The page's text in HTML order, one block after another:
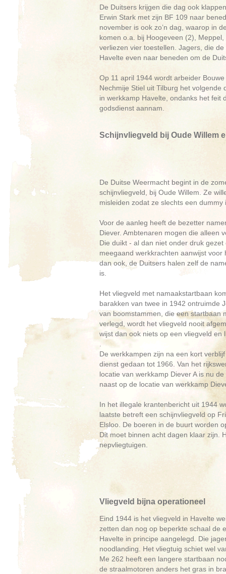
De Duitsers krijgen die dag ook
Erwin Stark met zijn BF 109 naar
november is ook zo’n dag, waarop in
komen o.a. bij Hoogeveen (2),
verliezen vier toestellen. Jagers, die
Havelte even naar beneden om de
Op 11 april 1944 wordt arbeider
Nechmije Stiel uit Tilburg het volgende
in werkkamp Havelte, ondanks het feit
godsdienst aannam.
Schijnvliegveld bij Oude Willem
De Duitse Weermacht begint in de
schijnvliegveld, bij Oude Willem. Ze
misleiden zodat ze slechts een
Voor de aanleg heeft de bezetter
Diever. Ambtenaren mogen die alleen
Die duikt - al dan niet onder druk
meegaand werkkrachten aanwijst
dan ook, de Duitsers halen zelf de
is.
Het vliegveld met namaakstartbaan
barakken van twee in 1942 ontruimde
van boomstammen, die een startbaan
verlegd, wordt het vliegveld nooit
wijst dan ook niets op een vliegveld
De werkkampen zijn na een kort
dienst gedaan tot 1966. Van het
locatie van werkkamp Diever A is nu
naast op de locatie van werkkamp
In het illegale krantenbericht uit 1944
laatste betreft een schijnvliegveld op
Elsloo. De boeren in de buurt worden
Dit moet binnen acht dagen klaar zijn.
nepvliegtuigen.
Vliegveld bijna operationeel
Eind 1944 is het vliegveld in Havelte
zetten dan nog op beperkte schaal de
Havelte in principe aangelegd. Die
noodlanding. Het vliegtuig schiet wel
Me 262 heeft een langere startbaan
de straalmotoren anders het gras in